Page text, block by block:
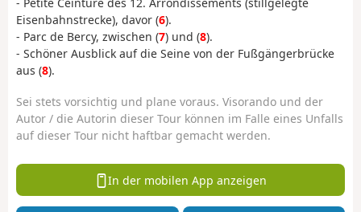
- Petite Ceinture des 12. Arrondissements (stillgelegte
Eisenbahnstrecke), davor (6).
- Parc de Bercy, zwischen (7) und (8).
- Schöner Ausblick auf die Seine von der Fußgängerbrücke
aus (8).
Sei stets vorsichtig und plane voraus. Visorando und der
Autor / die Autorin dieser Tour können im Falle eines Unfalls
auf dieser Tour nicht haftbar gemacht werden.
In der mobilen App anzeigen